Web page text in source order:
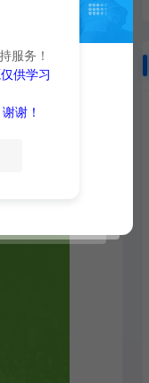
服务！
供学习
谢！